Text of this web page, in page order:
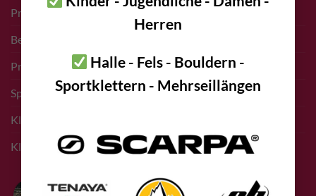
Herren
Halle - Fels - Bouldern -
Sportklettern - Mehrseillängen
Pro Deal für Erschließer
Bergführer Pro Deal
Pro Deal Höhlenkunde Vereine
Sponsoring Events
Kletterführer Inserate
Klettern Innsbruck
Bolting.eu